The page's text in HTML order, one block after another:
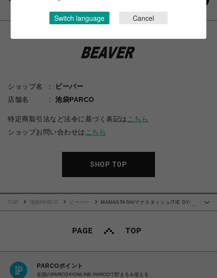
ショップ名
ビーバー
店舗名
池袋PARCO
特定商取引法など法令に基づく表記は こちら
ショップお問い合わせは こちら
SHOP TOP
TOP 池袋PARCO ビーバー
MANASTASH/マナスタッシュ/TIE DYE
PARCOポイント
全国のPARCOやONLINE PARCOで貯まる＆使える
Switch language Cancel